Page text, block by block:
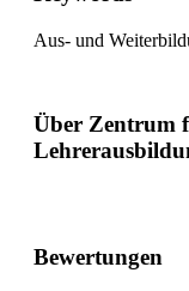
Aus- und
Über Zentrum
Bewertungen